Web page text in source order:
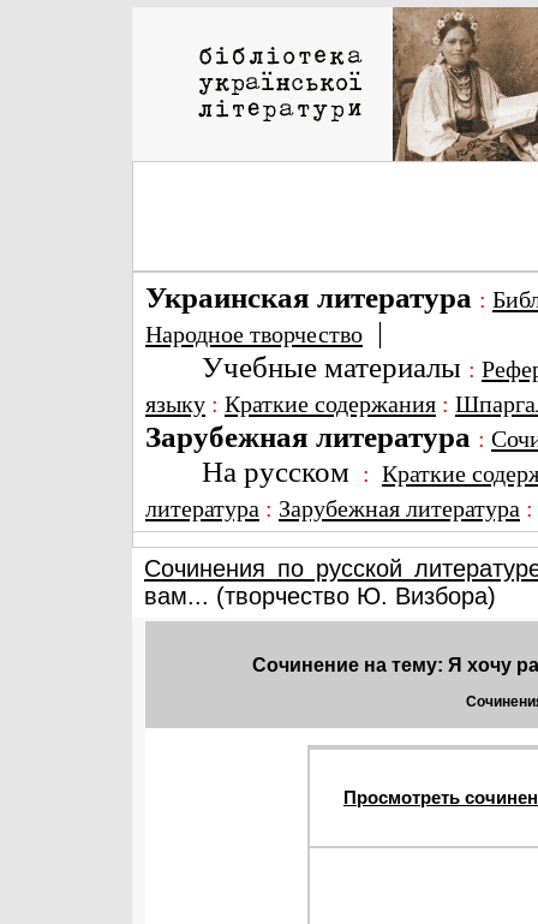
Украинская литература :
Народное творчество |
Учебные материалы :
языку : Краткие содержания :
Зарубежная литература :
На русском : Краткие
литература : Зарубежная литература
Сочинения по русской
вам... (творчество Ю. Визбора)
Сочинение на тему: Я хочу
Просмотреть